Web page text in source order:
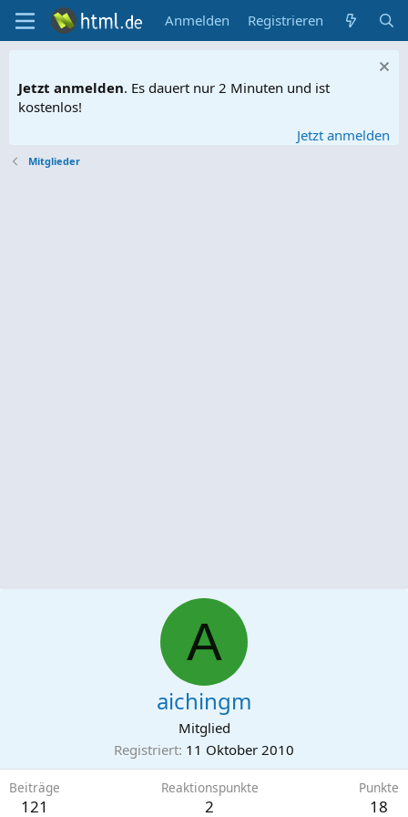
Anmelden Registrieren
Jetzt anmelden. Es dauert nur 2 Minuten und ist
kostenlos!
Jetzt anmelden
Mitglieder
A
aichingm
Mitglied
Registriert 11 Oktober 2010
Beiträge
121
Reaktionspunkte
2
Punkte
18